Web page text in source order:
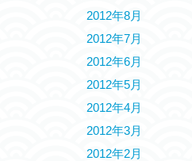
2012年8月
2012年7月
2012年6月
2012年5月
2012年4月
2012年3月
2012年2月